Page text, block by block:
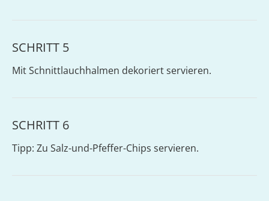
SCHRITT 5
Mit Schnittlauchhalmen dekoriert servieren.
SCHRITT 6
Tipp: Zu Salz-und-Pfeffer-Chips servieren.